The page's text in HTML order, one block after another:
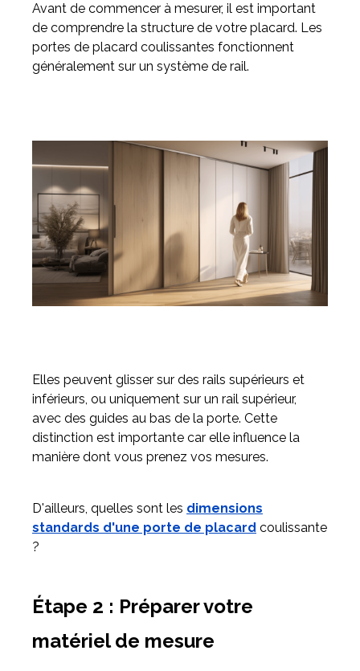
Avant de commencer à mesurer, il est important
de comprendre la structure de votre placard. Les
portes de placard coulissantes fonctionnent
généralement sur un système de rail.
Elles peuvent glisser sur des rails supérieurs et
inférieurs, ou uniquement sur un rail supérieur,
avec des guides au bas de la porte. Cette
distinction est importante car elle influence la
manière dont vous prenez vos mesures.
D'ailleurs, quelles sont les dimensions
standards d'une porte de placard coulissante
?
Étape 2 : Préparer votre
matériel de mesure